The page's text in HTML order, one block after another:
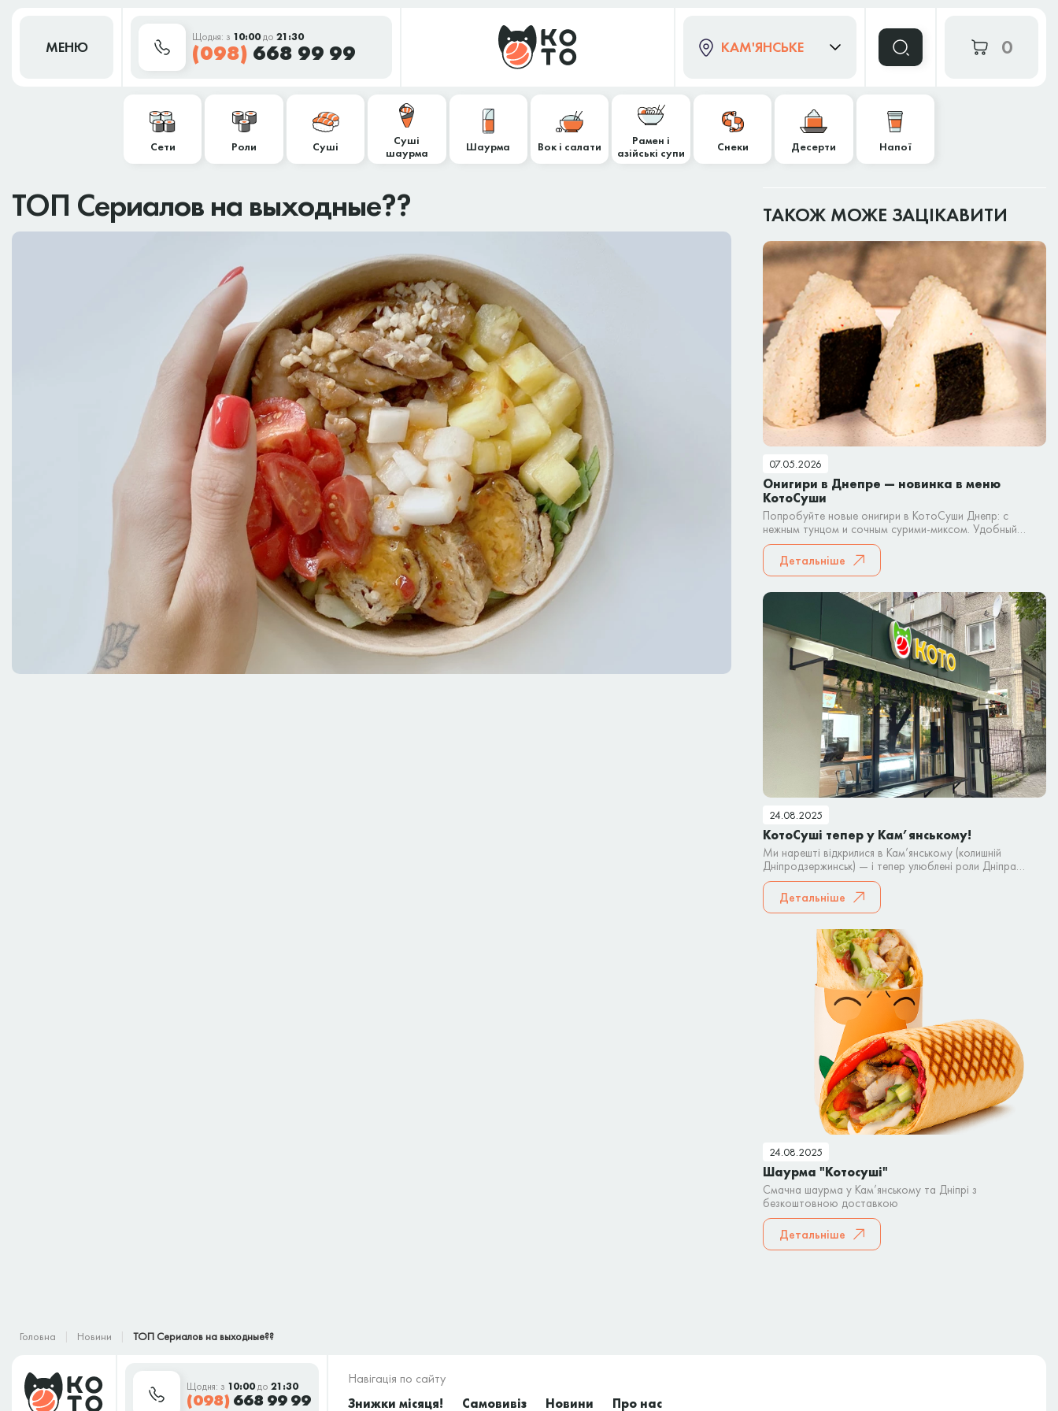
МЕНЮ
Щодня: з 10:00до 21:30
(098) 668 99 99 КАМ'ЯНСЬКЕ 0
Сети Роли Суші
Суші
шаурма
Шаурма Вок і салати
Рамен і
азійські супи
Снеки Десерти Напої
ТОП Сериалов на выходные?? ТАКОЖ МОЖЕ ЗАЦІКАВИТИ
07.05.2026
Онигири в Днепре — новинка в меню
КотоСуши
Попробуйте новые онигири в КотоСуши Днепр: с
нежным тунцом и сочным сурими-миксом. Удобный
японский снек для быстрого перекуса или заказа домой.
Детальніше
24.08.2025
КотоСуші тепер у Кам’янському!
Ми нарешті відкрилися в Кам’янському (колишній
Дніпродзержинськ) — і тепер улюблені роли Дніпра
можна замовити і тут! Що ми пропонуємо?
Детальніше
24.08.2025
Шаурма "Котосуші"
Смачна шаурма у Кам’янському та Дніпрі з
безкоштовною доставкою
Детальніше
Головна Новини ТОП Сериалов на выходные??
Щодня: з 10:00до 21:30
(098) 668 99 99
Навігація по сайту
Знижки місяця!
Самовивіз Новини Про нас